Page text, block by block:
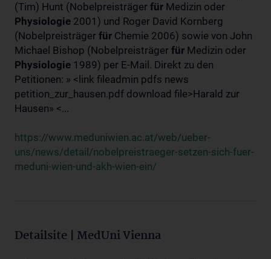
(Tim) Hunt (Nobelpreisträger für Medizin oder
Physiologie 2001) und Roger David Kornberg
(Nobelpreisträger für Chemie 2006) sowie von John
Michael Bishop (Nobelpreisträger für Medizin oder
Physiologie 1989) per E-Mail. Direkt zu den
Petitionen: » <link fileadmin pdfs news
petition_zur_hausen.pdf download file>Harald zur
Hausen» <...
https://www.meduniwien.ac.at/web/ueber-
uns/news/detail/nobelpreistraeger-setzen-sich-fuer-
meduni-wien-und-akh-wien-ein/
Detailsite | MedUni Vienna